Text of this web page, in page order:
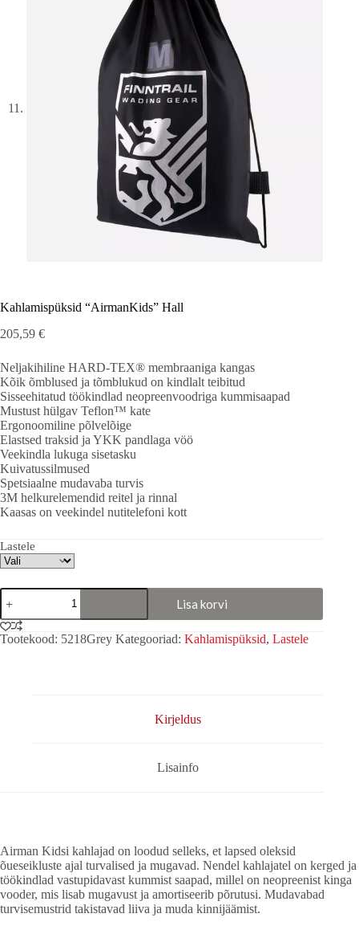
Kahlamispüksid “AirmanKids” Hall
205,59 €
Neljakihiline HARD-TEX® membraaniga kangas
Kõik õmblused ja tõmblukud on kindlalt teibitud
Sisseehitatud töökindlad neopreenvoodriga kummisaapad
Mustust hülgav Teflon™ kate
Ergonoomiline põlvelõige
Elastsed traksid ja YKK pandlaga vöö
Veekindla lukuga sisetasku
Kuivatussilmused
Spetsiaalne mudavaba turvis
3M helkurelemendid reitel ja rinnal
Kaasas on veekindel nutitelefoni kott
Lastele
Kahlamispüksid
"AirmanKids"
Hall
kogus
Lisa korvi
Tootekood: 5218Grey Kategooriad: Kahlamispüksid, Lastele
Kirjeldus
Lisainfo
Airman Kidsi kahlajad on loodud selleks, et lapsed oleksid
õueseikluste ajal turvalised ja mugavad. Nendel kahlajatel on kerged ja
töökindlad vastupidavast kummist saapad, millel on neopreenist kinga
vooder, mis lisab mugavust ja amortiseerib põrutusi. Mudavabad
turvisemustrid takistavad liiva ja muda kinnijäämist.